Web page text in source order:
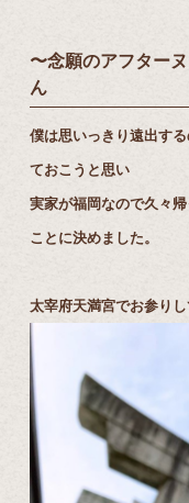
〜念願のアフター
ん
僕は思いっきり遠出す
ておこうと思い
実家が福岡なので久々
ことに決めました。
太宰府天満宮でお参り